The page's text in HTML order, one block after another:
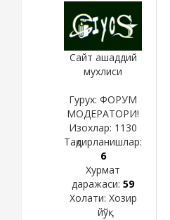
Сайт ашаддий
мухлиси
Гурух: ФОРУМ
МОДЕРАТОРИ!
Изохлар: 1130
Тақдирланишлар:
6
Хурмат
даражаси: 59
Холати: Хозир
йўқ